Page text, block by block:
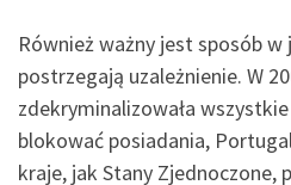
Również ważny jest sposób
postrzegają uzależnienie. W
zdekryminalizowała
blokować posiadania,
kraje, jak Stany Zjednoczone,